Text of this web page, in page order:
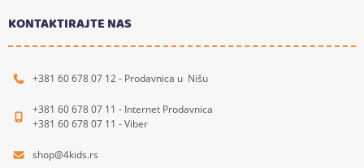
KONTAKTIRAJTE NAS
+381 60 678 07 12 - Prodavnica u Nišu
+381 60 678 07 11 - Internet Prodavnica
+381 60 678 07 11 - Viber
shop@4kids.rs